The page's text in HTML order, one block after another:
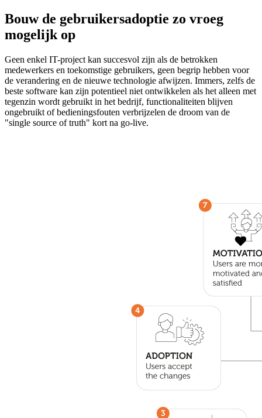
Bouw de gebruikersadoptie zo vroeg
mogelijk op
Geen enkel IT-project kan succesvol zijn als de betrokken
medewerkers en toekomstige gebruikers, geen begrip hebben voor
de verandering en de nieuwe technologie afwijzen. Immers, zelfs de
beste software kan zijn potentieel niet ontwikkelen als het alleen met
tegenzin wordt gebruikt in het bedrijf, functionaliteiten blijven
ongebruikt of bedieningsfouten verbrijzelen de droom van de
"single source of truth" kort na go-live.